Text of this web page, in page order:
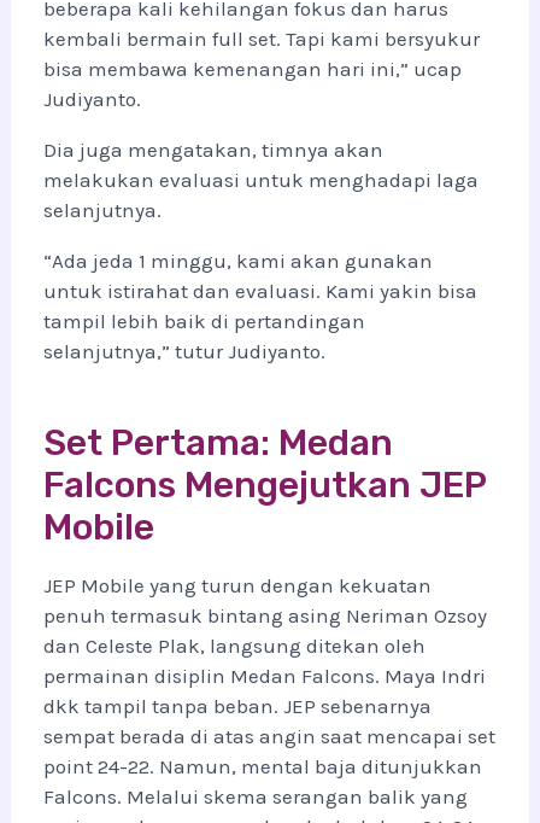
beberapa kali kehilangan fokus dan harus
kembali bermain full set. Tapi kami bersyukur
bisa membawa kemenangan hari ini,” ucap
Judiyanto.
Dia juga mengatakan, timnya akan
melakukan evaluasi untuk menghadapi laga
selanjutnya.
“Ada jeda 1 minggu, kami akan gunakan
untuk istirahat dan evaluasi. Kami yakin bisa
tampil lebih baik di pertandingan
selanjutnya,” tutur Judiyanto.
Set Pertama: Medan
Falcons Mengejutkan JEP
Mobile
JEP Mobile yang turun dengan kekuatan
penuh termasuk bintang asing Neriman Ozsoy
dan Celeste Plak, langsung ditekan oleh
permainan disiplin Medan Falcons. Maya Indri
dkk tampil tanpa beban. JEP sebenarnya
sempat berada di atas angin saat mencapai set
point 24-22. Namun, mental baja ditunjukkan
Falcons. Melalui skema serangan balik yang